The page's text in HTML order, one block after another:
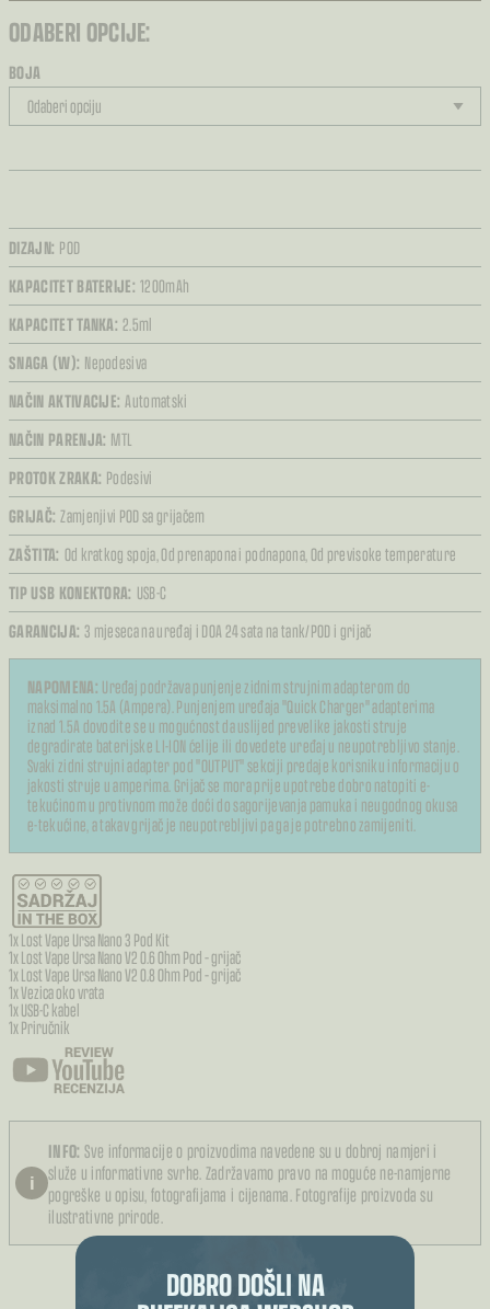
DOBRO DOŠLI NA
ODABERI OPCIJE:
BOJA
DIZAJN: POD
KAPACITET BATERIJE: 1200mAh
KAPACITET TANKA: 2.5ml
SNAGA (W): Nepodesiva
NAČIN AKTIVACIJE: Automatski
NAČIN PARENJA: MTL
PROTOK ZRAKA: Podesivi
GRIJAČ: Zamjenjivi POD sa grijačem
ZAŠTITA: Od kratkog spoja,Od prenapona i podnapona,Od previsoke temperature
TIP USB KONEKTORA: USB-C
GARANCIJA: 3 mjeseca na uređaj i DOA 24 sata na tank/POD i grijač
NAPOMENA: Uređaj podržava punjenje zidnim strujnim adapterom do
maksimalno 1.5A (Ampera). Punjenjem uređaja "Quick Charger" adapterima
iznad 1.5A dovodite se u mogućnost da uslijed prevelike jakosti struje
degradirate baterijske LI-ION ćelije ili dovedete uređaj u neupotrebljivo stanje.
Svaki zidni strujni adapter pod "OUTPUT" sekciji predaje korisniku informaciju o
jakosti struje u amperima. Grijač se mora prije upotrebe dobro natopiti e-
tekućinom u protivnom može doći do sagorijevanja pamuka i neugodnog okusa
e-tekućine, a takav grijač je neupotrebljivi pa ga je potrebno zamijeniti.
1x Lost Vape Ursa Nano 3 Pod Kit
1x Lost Vape Ursa Nano V2 0.6 Ohm Pod – grijač
1x Lost Vape Ursa Nano V2 0.8 Ohm Pod – grijač
1x Vezica oko vrata
1x USB-C kabel
1x Priručnik
i
INFO: Sve informacije o proizvodima navedene su u dobroj namjeri i
služe u informativne svrhe. Zadržavamo pravo na moguće ne-namjerne
pogreške u opisu, fotografijama i cijenama. Fotografije proizvoda su
ilustrativne prirode.